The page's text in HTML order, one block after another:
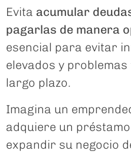
Evita acumular
pagarlas de manera
esencial para evitar
elevados y
largo plazo.
Imagina un
adquiere un
expandir su negocio